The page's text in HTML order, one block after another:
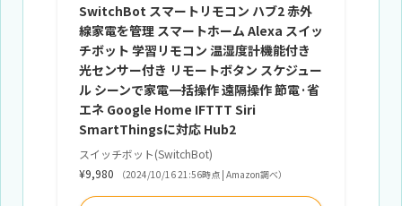
SwitchBot スマートリモコン ハブ2 赤外
線家電を管理 スマートホーム Alexa スイッ
チボット 学習リモコン 温湿度計機能付き
光センサー付き リモートボタン スケジュー
ル シーンで家電一括操作 遠隔操作 節電·省
エネ Google Home IFTTT Siri
SmartThingsに対応 Hub2
スイッチボット(SwitchBot)
¥9,980
（2024/10/16 21:56時点 | Amazon調べ）